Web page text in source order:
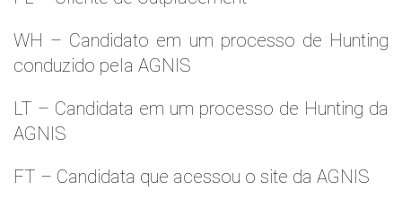
WH – Candidato em um processo de Hunting
conduzido pela AGNIS
LT – Candidata em um processo de Hunting da
AGNIS
FT – Candidata que acessou o site da AGNIS